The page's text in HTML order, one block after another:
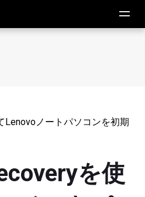
Lenovoノートパソコンを初期
を使